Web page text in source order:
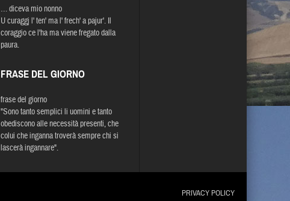
… diceva mio nonno
U curaggj l' ten' ma l' frech' a pajur'. Il
coraggio ce l'ha ma viene fregato dalla
paura.
FRASE DEL GIORNO
frase del giorno
"Sono tanto semplici li uomini e tanto
obediscono alle necessità presenti, che
colui che inganna troverà sempre chi si
lascerà ingannare".
PRIVACY POLICY